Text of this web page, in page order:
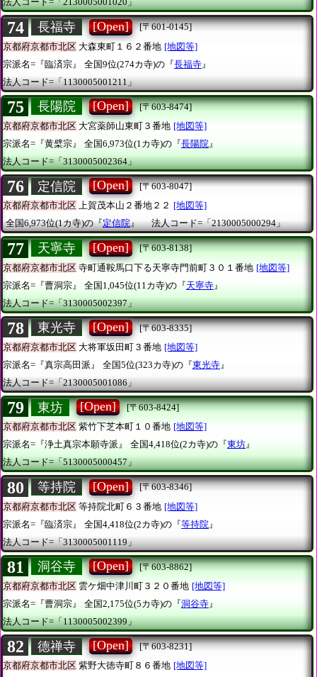
74 長福寺 [Open]
[〒601-0145]
京都府京都市北区 大森東町１６２番地 [地図等]
宗派名=『臨済宗』
全国9位(274カ寺)の『長福寺 』
法人コード=「1130005001211」
75 長陽院 [Open]
[〒603-8474]
京都府京都市北区 大宮薬師山東町３番地 [地図等]
宗派名=『黄檗宗』
全国6,973位(1カ寺)の『長陽院 』
法人コード=「3130005002364」
76 定信院 [Open]
[〒603-8047]
京都府京都市北区 上賀茂本山２番地２２ [地図等]
全国6,973位(1カ寺)の『定信院』 法人コード=「2130005000294」
77 天寧寺 [Open]
[〒603-8138]
京都府京都市北区 寺町通鞍馬口下る天寧寺門前町３０１番地 [地図等]
宗派名=『曹洞宗』
全国1,045位(11カ寺)の『天寧寺 』
法人コード=「3130005002397」
78 東光寺 [Open]
[〒603-8335]
京都府京都市北区 大将軍坂田町３番地 [地図等]
宗派名=『真宗高田派』
全国5位(323カ寺)の『東光寺 』
法人コード=「2130005001086」
79 東坊 [Open]
[〒603-8424]
京都府京都市北区 紫竹下芝本町１０番地 [地図等]
宗派名=『浄土真宗本願寺派』
全国4,418位(2カ寺)の『東坊』
法人コード=「5130005000457」
80 等持院 [Open]
[〒603-8346]
京都府京都市北区 等持院北町６３番地 [地図等]
宗派名=『臨済宗』
全国4,418位(2カ寺)の『等持院 』
法人コード=「3130005001119」
81 洞谷寺 [Open]
[〒603-8862]
京都府京都市北区 雲ケ畑中津川町３２０番地 [地図等]
宗派名=『曹洞宗』
全国2,175位(5カ寺)の『洞谷寺 』
法人コード=「1130005002399」
82 德禅寺 [Open]
[〒603-8231]
京都府京都市北区 紫野大徳寺町８６番地 [地図等]